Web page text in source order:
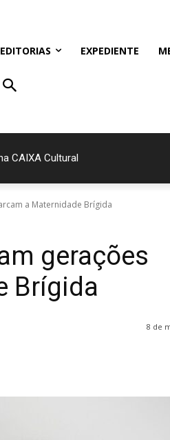
EDITORIAS EXPEDIENTE
CAIXA Cultural
a Maternidade Brígida
gerações
Brígida
8 de